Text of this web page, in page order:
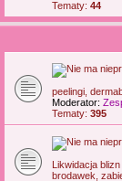
Tematy: 44
peelingi,
Moderator:
Tematy: 395
Likwidacja
brodawek,